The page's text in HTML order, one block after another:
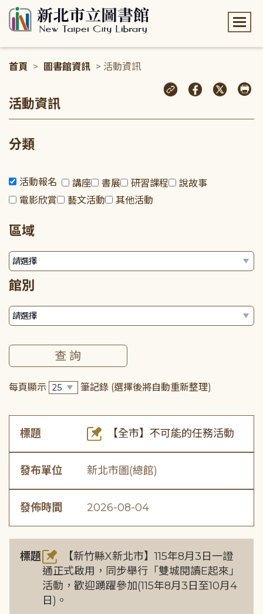
首頁 > 圖書館資訊 > 活動資訊
活動資訊
分類
活動報名 講座 書展 研習課程
說故事
電影欣賞
藝文活動 其他活動
區域
館別
每頁顯示 筆記錄 (選擇後將自動重新整理)
標題 【全市】不可能的任務活動
發布單位 新北市圖(總館)
發佈時間 2026-08-04
標題
【新竹縣X新北市】115年8月3日一證
通正式啟用，同步舉行「雙城閱讀E起來」
活動，歡迎踴躍參加(115年8月3日至10月4
日)。